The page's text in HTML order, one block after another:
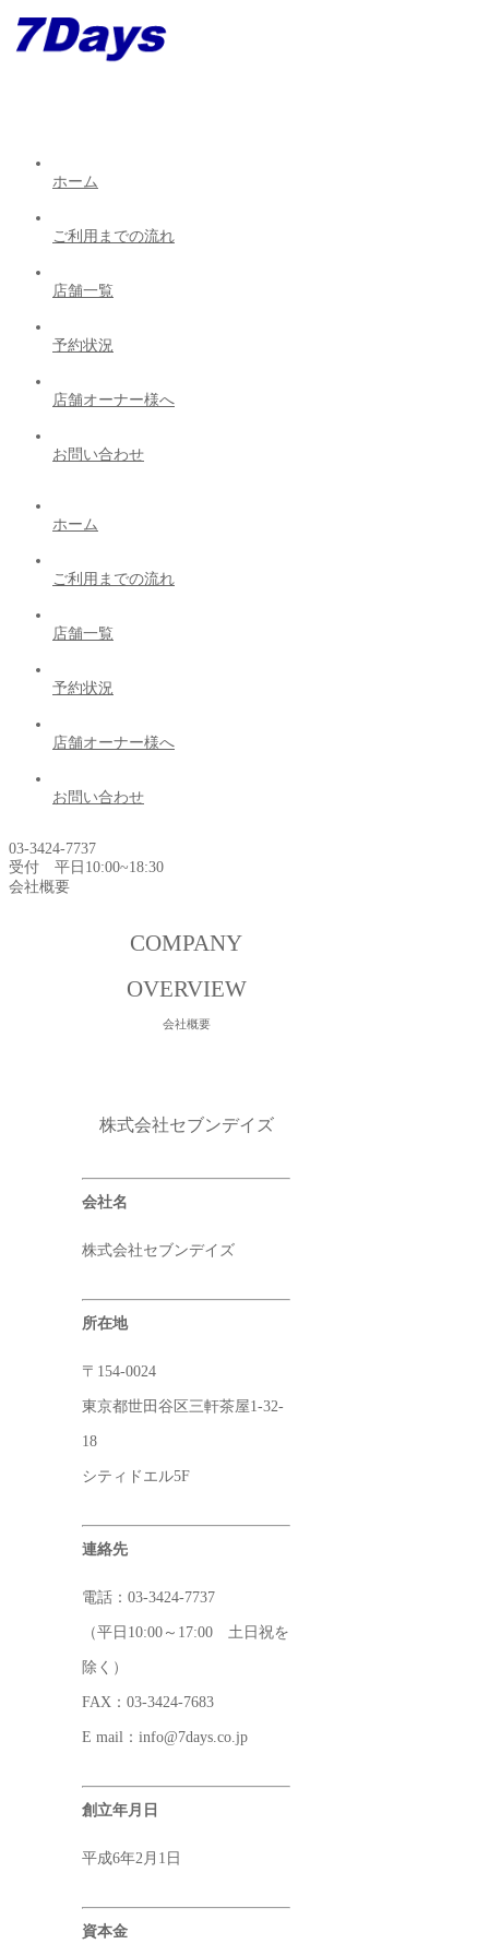
ホーム
ご利用までの流れ
店舗一覧
予約状況
店舗オーナー様へ
お問い合わせ
ホーム
ご利用までの流れ
店舗一覧
予約状況
店舗オーナー様へ
お問い合わせ
03-3424-7737
受付 平日10:00~18:30
会社概要
COMPANY
OVERVIEW
会社概要
株式会社セブンデイズ
会社名
株式会社セブンデイズ
所在地
〒154-0024
東京都世田谷区三軒茶屋1-32-
18
シティドエル5F
連絡先
電話：03-3424-7737
（平日10:00～17:00 土日祝を
除く）
FAX：03-3424-7683
E mail：info@7days.co.jp
創立年月日
平成6年2月1日
資本金